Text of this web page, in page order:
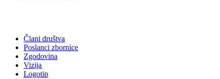
Člani društva
Poslanci zbornice
Zgodovina
Vizija
Logotip